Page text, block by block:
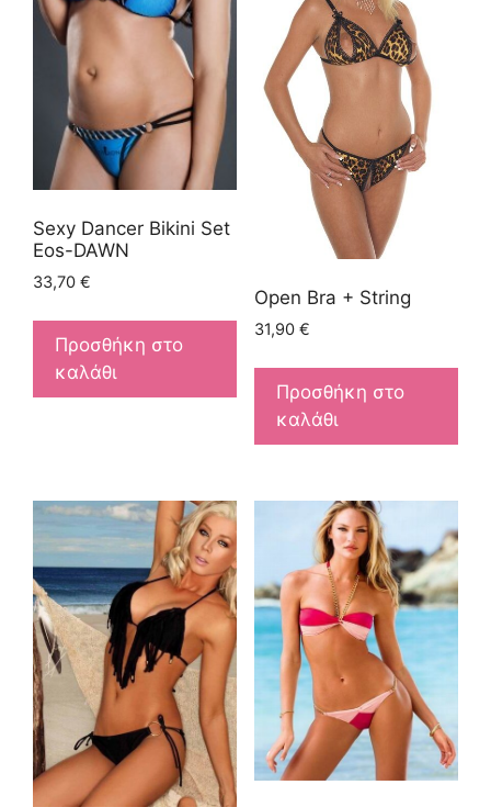
Sexy Dancer Bikini Set
Eos-DAWN
33,70 €
Προσθήκη στο
καλάθι
Open Bra + String
31,90 €
Προσθήκη στο
καλάθι